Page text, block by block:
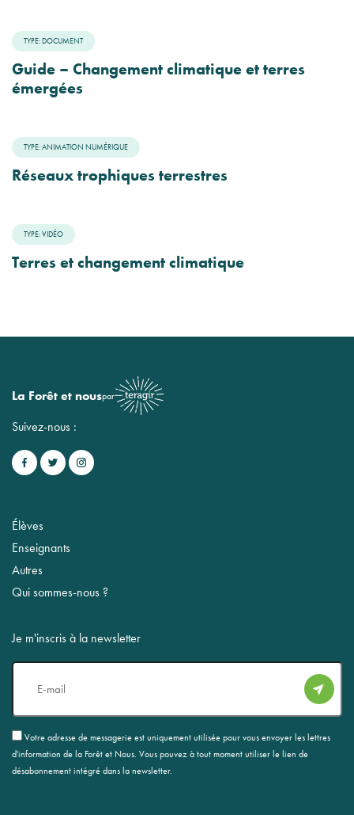
TYPE: DOCUMENT
Guide – Changement climatique et terres
émergées
TYPE: ANIMATION NUMÉRIQUE
Réseaux trophiques terrestres
TYPE: VIDÉO
Terres et changement climatique
La Forêt et nouspar
Suivez-nous :
Élèves
Enseignants
Autres
Qui sommes-nous ?
Je m'inscris à la newsletter
RGPD
Votre adresse de messagerie est uniquement utilisée pour vous envoyer les lettres
d'information de la Forêt et Nous. Vous pouvez à tout moment utiliser le lien de
désabonnement intégré dans la newsletter.